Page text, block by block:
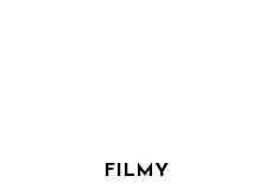
FILMY